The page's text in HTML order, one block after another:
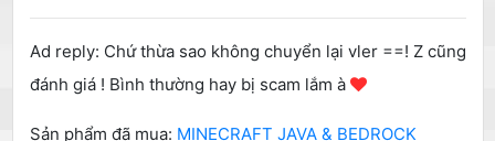
Ad reply: Chứ thừa sao không chuyển lại vler ==! Z cũng
đánh giá ! Bình thường hay bị scam lắm à
Sản phẩm đã mua: MINECRAFT JAVA & BEDROCK